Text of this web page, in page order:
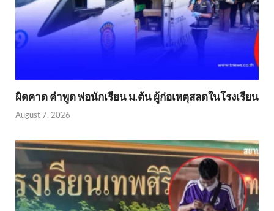
ผิดคาด คำพูด พ่อนักเรียน ม.ต้น ผู้ก่อเหตุสลดในโรงเรียน
August 7, 2026